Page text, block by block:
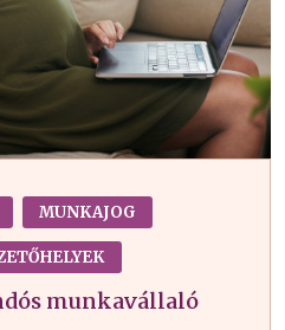
MUNKAJOG
munkavállaló